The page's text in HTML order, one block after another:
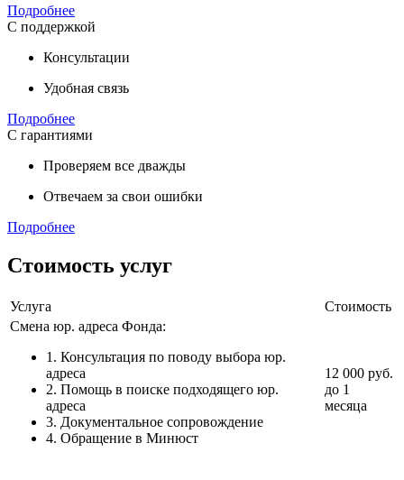
Подробнее
С поддержкой
Консультации
Удобная связь
Подробнее
С гарантиями
Проверяем все дважды
Отвечаем за свои ошибки
Подробнее
Стоимость услуг
Услуга
Стоимость
Смена юр. адреса Фонда:
1. Консультация по поводу выбора юр.
адреса
2. Помощь в поиске подходящего юр.
адреса
3. Документальное сопровождение
4. Обращение в Минюст
12 000 руб.
до 1
месяца